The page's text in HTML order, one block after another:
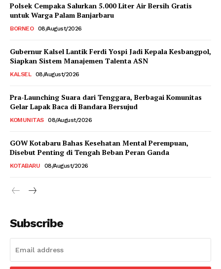
Polsek Cempaka Salurkan 5.000 Liter Air Bersih Gratis
untuk Warga Palam Banjarbaru
BORNEO 08/August/2026
Gubernur Kalsel Lantik Ferdi Yospi Jadi Kepala Kesbangpol,
Siapkan Sistem Manajemen Talenta ASN
KALSEL 08/August/2026
Pra-Launching Suara dari Tenggara, Berbagai Komunitas
Gelar Lapak Baca di Bandara Bersujud
KOMUNITAS 08/August/2026
GOW Kotabaru Bahas Kesehatan Mental Perempuan,
Disebut Penting di Tengah Beban Peran Ganda
KOTABARU 08/August/2026
Subscribe